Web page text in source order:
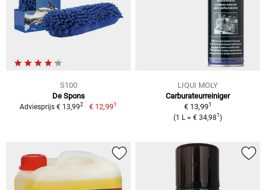
S100
De Spons
Adviesprijs € 13,992 € 12,991
LIQUI MOLY
Carburateurreiniger
€ 13,991
(1 L = € 34,981 )